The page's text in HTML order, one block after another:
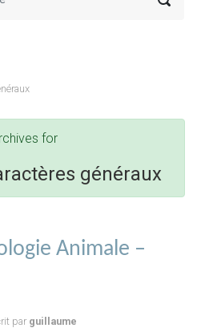
for
généraux
Animale –
par guillaume